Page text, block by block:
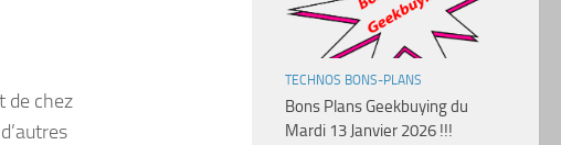
de chez
TECHNOS BONS-PLANS
Bons Plans Geekbuying du
Mardi 13 Janvier 2026 !!!